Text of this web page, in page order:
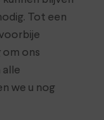
Tot een
om ons
alle
we u nog